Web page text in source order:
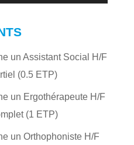
un Assistant Social H/F
(0.5 ETP)
un Ergothérapeute H/F
(1 ETP)
un Orthophoniste H/F